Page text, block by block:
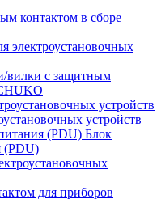
контактом в сборе
электроустановочных
вилки с защитным
устройств
Блок
(PDU)
для приборов